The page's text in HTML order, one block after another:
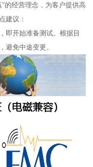
的经营理念，为客户提供高
建议：
即开始准备测试。根据目
避免中途变更。